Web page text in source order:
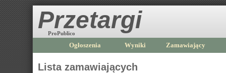
Przetargi
ProPublico
Ogłoszenia Wyniki Zamawiający
Lista zamawiających